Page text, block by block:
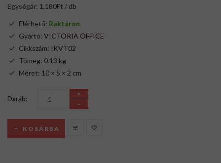
Egységár: 1,180Ft / db
Elérhető: Raktáron
Gyártó: VICTORIA OFFICE
Cikkszám: IKVT02
Tömeg: 0.13 kg
Méret: 10 × 5 × 2 cm
Darab:
KOSÁRBA